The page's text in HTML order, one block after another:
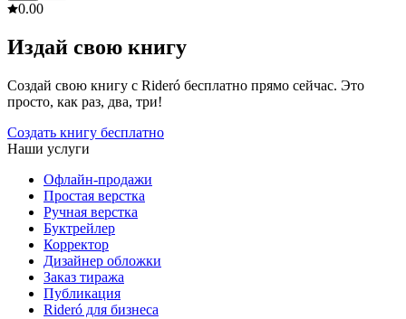
0.00
Издай свою книгу
Создай свою книгу с Rideró бесплатно прямо сейчас. Это
просто, как раз, два, три!
Создать книгу бесплатно
Наши услуги
Офлайн-продажи
Простая верстка
Ручная верстка
Буктрейлер
Корректор
Дизайнер обложки
Заказ тиража
Публикация
Rideró для бизнеса